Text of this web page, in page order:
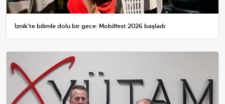
İznik'te bilimle dolu bir gece: Mobilfest 2026 başladı